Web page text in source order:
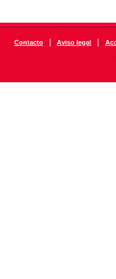
Contacto | Aviso legal |